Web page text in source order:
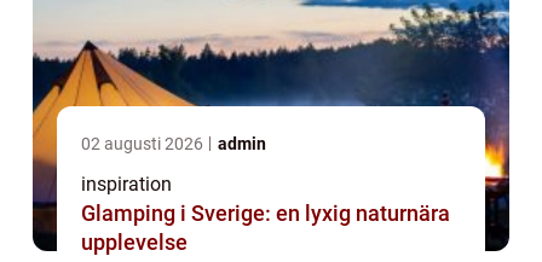
02 augusti 2026 admin
inspiration
Glamping i Sverige: en lyxig naturnära
upplevelse